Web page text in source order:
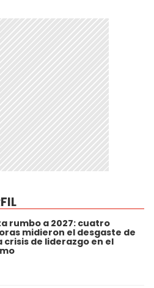
rumbo a 2027: cuatro
midieron el desgaste de
crisis de liderazgo en el